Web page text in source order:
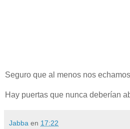
Seguro que al menos nos
Hay puertas que nunca deberían
Jabba en 17:22